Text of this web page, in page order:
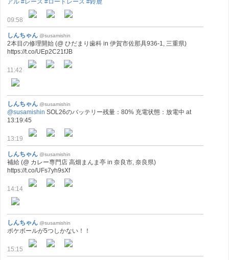
アル #レース #ロードレース #鈴鹿
09:58
しんちゃん @susamishin
2本目の修理開始 (@ ひだまり歯科 in 伊賀市佐那具936-1, 三重県)
https://t.co/UEp2C21fJB
11:42
しんちゃん @susamishin
@susamishin SOL26のバッテリー残量：80% 充電状態：放電中 at
13:19:45
13:19
しんちゃん @susamishin
補給 (@ カレー専門店 高畑まんま亭 in 奈良市, 奈良県)
https://t.co/UFs7yh9sXf
14:14
しんちゃん @susamishin
ポケボールが5つしかない！！
15:15